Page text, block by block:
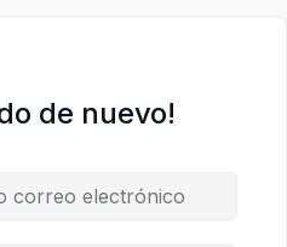
de nuevo!